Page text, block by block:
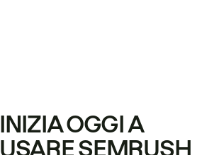
INIZIA OGGI A
USARE SEMRUSH